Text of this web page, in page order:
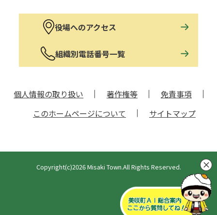
役場へのアクセス
組織別電話番号一覧
個人情報の取り扱い 著作権等
免責事項
このホームページについて
サイトマップ
Copyright(c)2026 Misaki Town.All Rights Reserved.